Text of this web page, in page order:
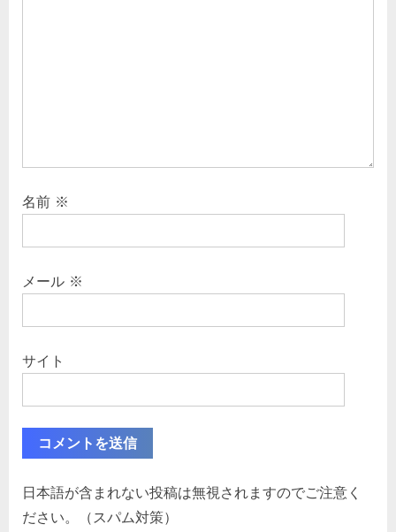
名前 ※
メール ※
サイト
日本語が含まれない投稿は無視されますのでご注意く
ださい。（スパム対策）